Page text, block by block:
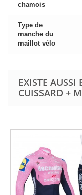
chamois
Type de
manche du
maillot vélo
EXISTE AUSSI
CUISSARD +